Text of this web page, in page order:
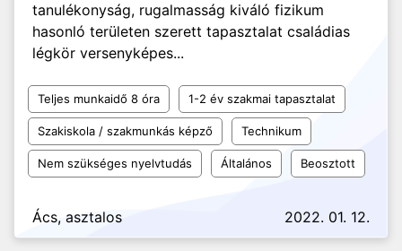
tanulékonyság, rugalmasság kiváló fizikum
hasonló területen szerett tapasztalat családias
légkör versenyképes...
Teljes munkaidő 8 óra 1-2 év szakmai tapasztalat
Szakiskola / szakmunkás képző Technikum
Nem szükséges nyelvtudás Általános Beosztott
Ács, asztalos 2022. 01. 12.